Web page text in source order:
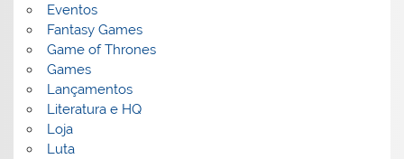
Eventos
Fantasy Games
Game of Thrones
Games
Lançamentos
Literatura e HQ
Loja
Luta